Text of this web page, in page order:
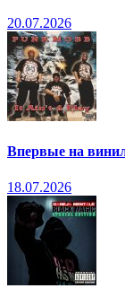
20.07.2026
Впервые на
18.07.2026